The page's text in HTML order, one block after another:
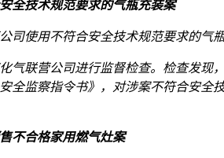
全技术规范要求的气瓶充装案
司使用不符合安全技术规范要求的气
气联营公司进行监督检查。检查发
监察指令书》，对涉案不符合安
不合格家用燃气灶案